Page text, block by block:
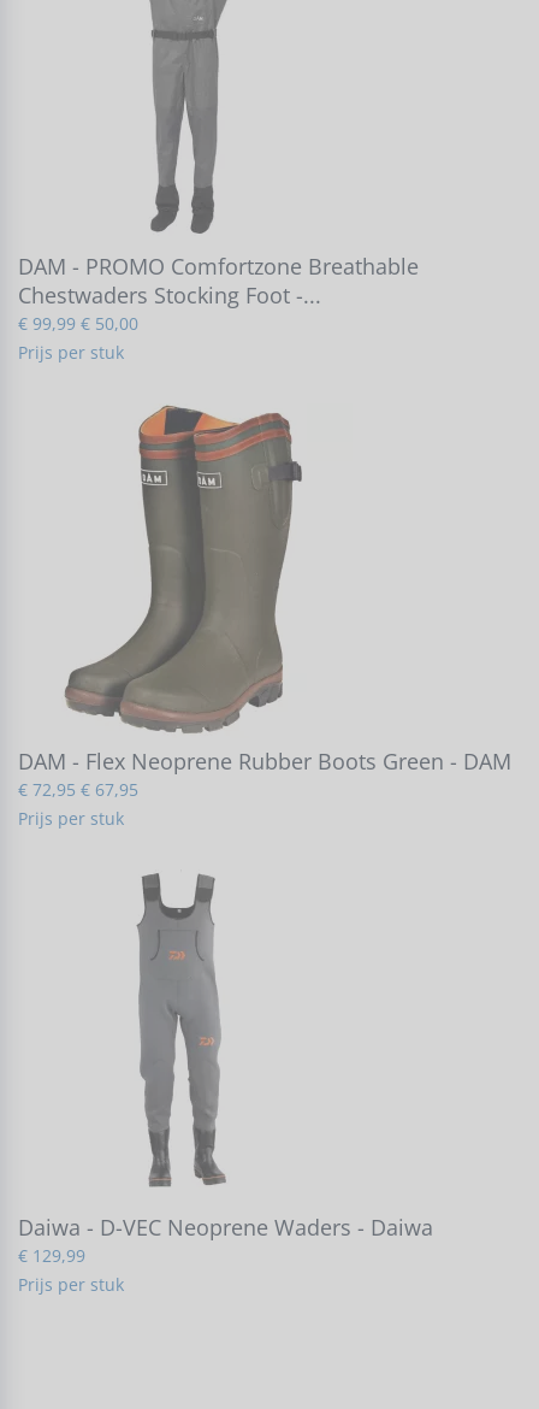
DAM - PROMO Comfortzone Breathable
Chestwaders Stocking Foot -...
€ 99,99 € 50,00
Prijs per stuk
DAM - Flex Neoprene Rubber Boots Green - DAM
€ 72,95 € 67,95
Prijs per stuk
Daiwa - D-VEC Neoprene Waders - Daiwa
€ 129,99
Prijs per stuk